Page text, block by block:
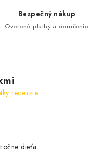
Bezpečný nákup
Overené platby a doručenie
recenzie
dieťa